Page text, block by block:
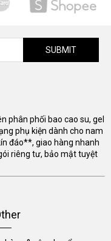
SUBMIT
phân phối bao cao su, gel
phụ kiện dành cho nam
đáo**, giao hàng nhanh
riêng tư, bảo mật tuyệt